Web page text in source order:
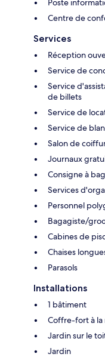
Poste
Centre de
Services
Réception
Service de
Service
de billets
Service de
Service de
Salon de
Journaux
Consigne à
Services
Personnel
Bagagiste/
Cabines de
Chaises
Parasols
Installations
1 bâtiment
Coffre-fort à
Jardin sur le
Jardin